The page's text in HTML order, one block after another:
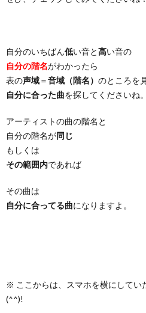
自分のいちばん低い音と高い音の
自分の階名がわかったら
表の声域＝音域（階名） のところを
自分に合った曲を探してくださいね。
アーティストの曲の階名と
自分の階名が同じ
もしくは
その範囲内であれば
その曲は
自分に合ってる曲になりますよ。
※ ここからは、スマホを横にしてい
(^^)!